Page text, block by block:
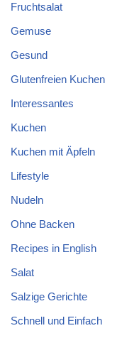
Fruchtsalat
Gemuse
Gesund
Glutenfreien Kuchen
Interessantes
Kuchen
Kuchen mit Äpfeln
Lifestyle
Nudeln
Ohne Backen
Recipes in English
Salat
Salzige Gerichte
Schnell und Einfach